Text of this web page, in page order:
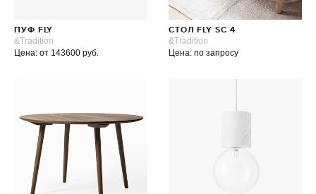
ПУФ FLY
&Tradition
Цена: от 143600 руб.
СТОЛ FLY SC 4
&Tradition
Цена: по запросу